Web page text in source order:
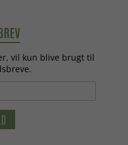
vil kun blive brugt til